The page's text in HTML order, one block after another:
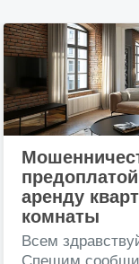
аренду
комнаты
Всем